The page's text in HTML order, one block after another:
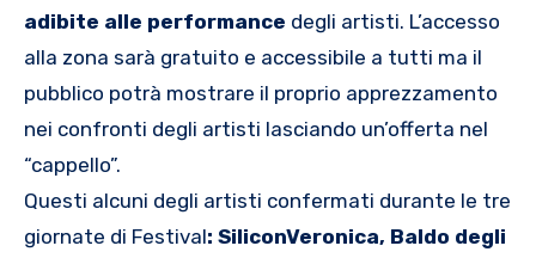
adibite alle performance degli artisti. L’accesso
alla zona sarà gratuito e accessibile a tutti ma il
pubblico potrà mostrare il proprio apprezzamento
nei confronti degli artisti lasciando un’offerta nel
“cappello”.
Questi alcuni degli artisti confermati durante le tre
giornate di Festival: SiliconVeronica, Baldo degli